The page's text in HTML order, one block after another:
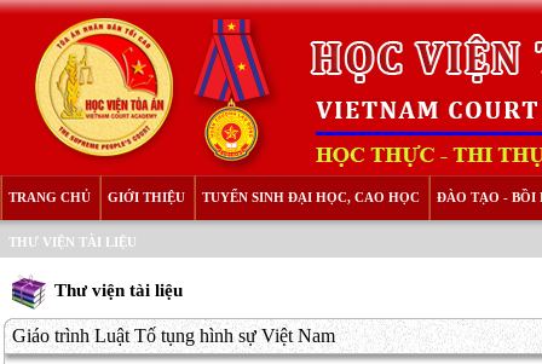
TRANG CHỦ GIỚI THIỆU TUYỂN SINH ĐẠI HỌC, CAO HỌC ĐÀO TẠO - BỒI
THƯ VIỆN TÀI LIỆU
Thư viện tài liệu
Giáo trình Luật Tố tụng hình sự Việt Nam